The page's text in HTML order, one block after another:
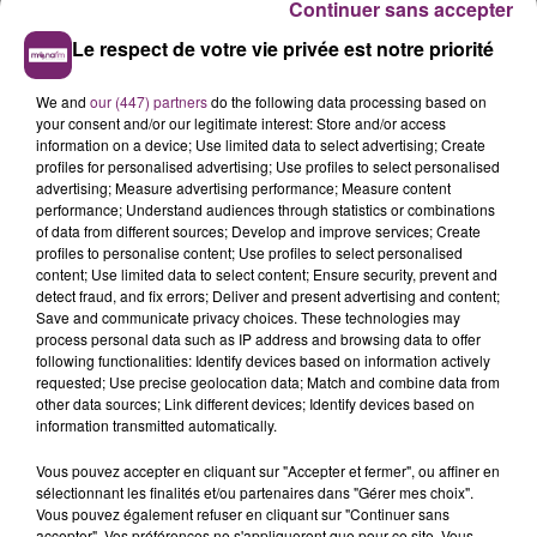
- Le tout, en respectant les normes d'hygiène et
de sécurité alimentaire.
Profil recherché :
- Vous êtes issu(e)d'une formation type
CAP/BEP Boulanger - Pâtisserie.
- Vous justifiez idéalement de 2 ans d'expérience
minimum sur un poste similaire.
- Vous avez une grande autonomie, faites preuve
de rigueur et d'organisation.
- Vous maîtrisez à la perfection les recettes de
différents types de pains.
Type de contrat :CDI - 35h/semaine.
Pour plus d'informations et postuler :
et/oucandidat.pole-emploi.fr(offre n°164JFPC).
Le respect de votre vie privée est notre priorité
We and our (447) partnersdo the following data processing based on
your consent and/or our legitimate interest: Store and/or access
information on a device; Use limited data to select advertising; Create
profiles for personalised advertising; Use profiles to select personalised
advertising; Measure advertising performance; Measure content
performance; Understand audiences through statistics or combinations
of data from different sources; Develop and improve services; Create
profiles to personalise content; Use profiles to select personalised
content; Use limited data to select content; Ensure security, prevent and
detect fraud, and fix errors; Deliver and present advertising and content;
Save and communicate privacy choices. These technologies may
process personal data such as IP address and browsing data to offer
following functionalities: Identify devices based on information actively
requested; Use precise geolocation data; Match and combine data from
other data sources; Link different devices; Identify devices based on
information transmitted automatically.
Vous pouvez accepter en cliquant sur "Accepter et fermer", ou affiner en
sélectionnant les finalités et/ou partenaires dans "Gérer mes choix".
Vous pouvez également refuser en cliquant sur "Continuer sans
Continuer sans accepter